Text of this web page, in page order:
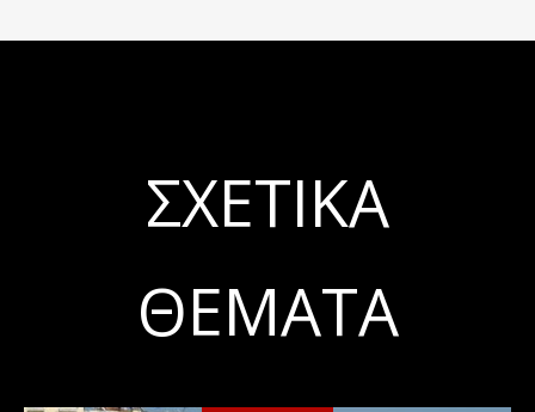
ΣΧΕΤΙΚΆ
ΘΈΜΑΤΑ